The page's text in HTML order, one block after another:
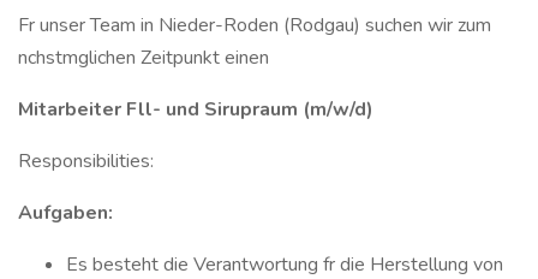
Fr unser Team in Nieder-Roden (Rodgau) suchen wir zum
nchstmglichen Zeitpunkt einen
Mitarbeiter Fll- und Sirupraum (m/w/d)
Responsibilities:
Aufgaben:
Es besteht die Verantwortung fr die Herstellung von